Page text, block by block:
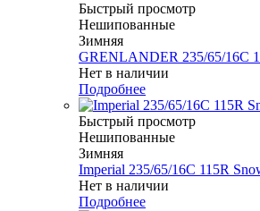
Быстрый просмотр
Нешипованные
Зимняя
GRENLANDER 235/65/16C
Нет в наличии
Подробнее
Быстрый просмотр
Нешипованные
Зимняя
Imperial 235/65/16C 115R
Нет в наличии
Подробнее